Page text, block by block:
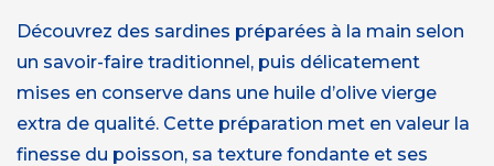
Découvrez des sardines préparées à la main selon
un savoir-faire traditionnel, puis délicatement
mises en conserve dans une huile d’olive vierge
extra de qualité. Cette préparation met en valeur la
finesse du poisson, sa texture fondante et ses